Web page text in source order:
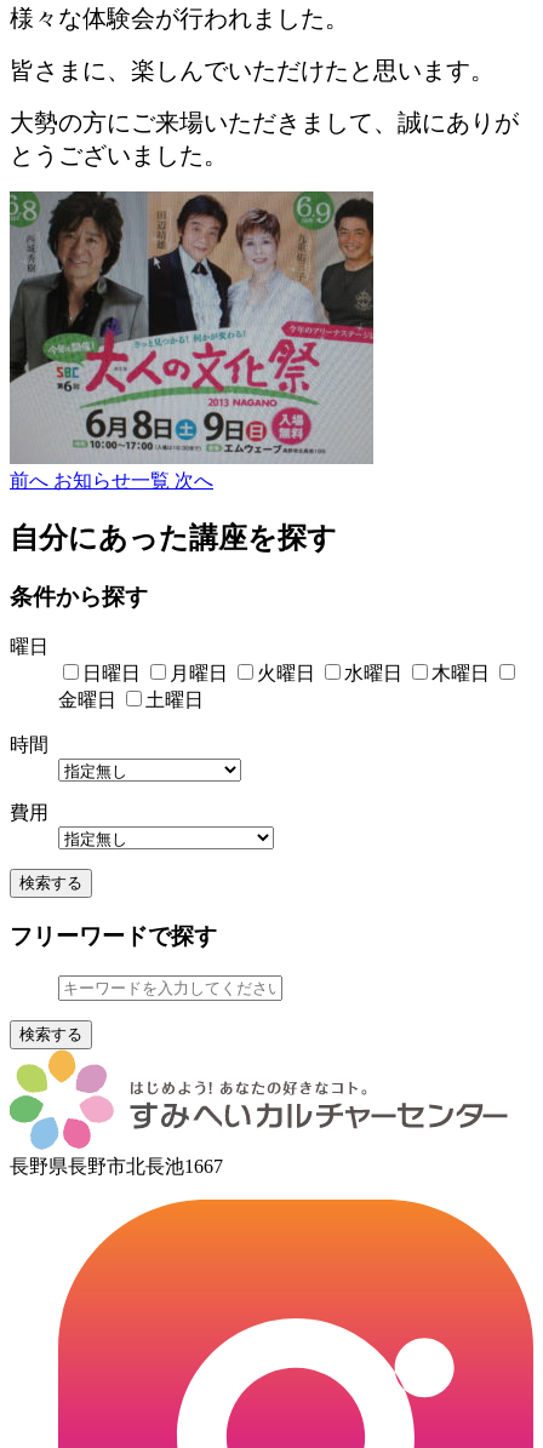
様々な体験会が行われました。
皆さまに、楽しんでいただけたと思います。
大勢の方にご来場いただきまして、誠にありが
とうございました。
前へ お知らせ一覧 次へ
自分にあった講座を探す
条件から探す
曜日
日曜日
月曜日 火曜日 水曜日
木曜日
金曜日
土曜日
時間
費用
検索する
フリーワードで探す
検索する
長野県長野市北長池1667